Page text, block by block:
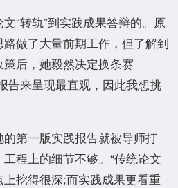
“转轨”到实践成果答辩的。原
做了大量前期工作，但了解到
后，她毅然决定换条赛
告来呈现最直观，因此我想挑
第一版实践报告就被导师打
程上的细节不够。“传统论文
挖得很深;而实践成果更看重